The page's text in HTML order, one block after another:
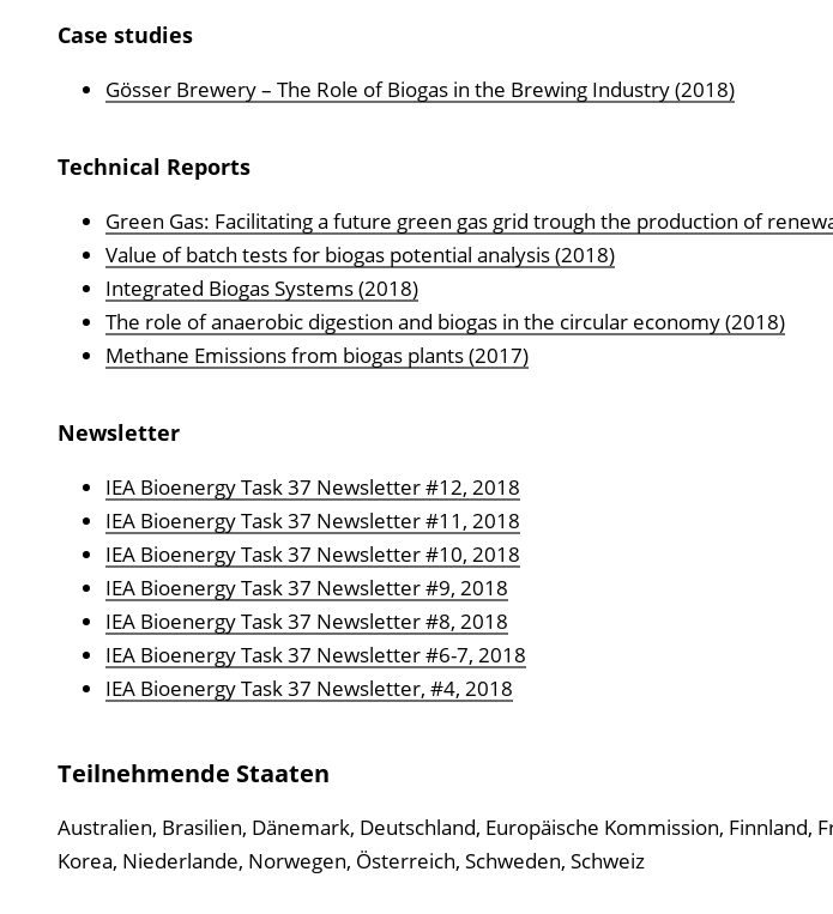
l
a
s
z
u
r
P
i
k
a
t
i
o
n
Case studies
Gösser Brewery – The Role of Biogas in the Brewing Industry (2018)
Technical Reports
Green Gas: Facilitating a future green gas grid trough the production of
Value of batch tests for biogas potential analysis (2018)
Integrated Biogas Systems (2018)
The role of anaerobic digestion and biogas in the circular economy (2018)
Methane Emissions from biogas plants (2017)
Newsletter
IEA Bioenergy Task 37 Newsletter #12, 2018
IEA Bioenergy Task 37 Newsletter #11, 2018
IEA Bioenergy Task 37 Newsletter #10, 2018
IEA Bioenergy Task 37 Newsletter #9, 2018
IEA Bioenergy Task 37 Newsletter #8, 2018
IEA Bioenergy Task 37 Newsletter #6-7, 2018
IEA Bioenergy Task 37 Newsletter, #4, 2018
Teilnehmende Staaten
Australien, Brasilien, Dänemark, Deutschland, Europäische Kommission, Finnland,
Korea, Niederlande, Norwegen, Österreich, Schweden, Schweiz